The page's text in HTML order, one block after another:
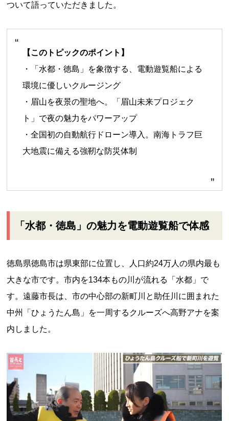
ついて語っていただきました。
【このトピックのポイント】
・「水都・徳島」を象徴する、電動遊覧船による
環境に優しいクルージング
・眉山を夜景の聖地へ。「眉山未来プロジェク
ト」で夜の魅力をパワーアップ
・全国初の自動航行ドローン導入。南海トラフ巨
大地震に備える強靭な防災体制
「水都・徳島」の魅力を電動遊覧船で体感
徳島県徳島市は県東部に位置し、人口約24万人の県内最も
大きな市です。市内を134本もの川が流れる「水都」で
す。遠藤市長は、市の中心部の新町川と助任川に囲まれた
中州「ひょうたん島」を一周するクルーズへ高野アナを案
内しました。